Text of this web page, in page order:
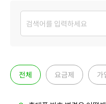
전체 요금제 가